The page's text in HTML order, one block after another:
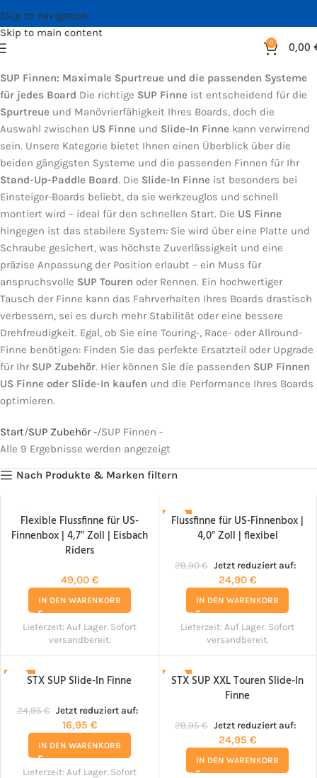
Skip to navigation
Skip to main content
0 0,00
SUP Finnen: Maximale Spurtreue und die passenden Systeme
für jedes Board Die richtige SUP Finne ist entscheidend für die
Spurtreue und Manövrierfähigkeit Ihres Boards, doch die
Auswahl zwischen US Finne und Slide-In Finne kann verwirrend
sein. Unsere Kategorie bietet Ihnen einen Überblick über die
beiden gängigsten Systeme und die passenden Finnen für Ihr
Stand-Up-Paddle Board. Die Slide-In Finne ist besonders bei
Einsteiger-Boards beliebt, da sie werkzeuglos und schnell
montiert wird – ideal für den schnellen Start. Die US Finne
hingegen ist das stabilere System: Sie wird über eine Platte und
Schraube gesichert, was höchste Zuverlässigkeit und eine
präzise Anpassung der Position erlaubt – ein Muss für
anspruchsvolle SUP Touren oder Rennen. Ein hochwertiger
Tausch der Finne kann das Fahrverhalten Ihres Boards drastisch
verbessern, sei es durch mehr Stabilität oder eine bessere
Drehfreudigkeit. Egal, ob Sie eine Touring-, Race- oder Allround-
Finne benötigen: Finden Sie das perfekte Ersatzteil oder Upgrade
für Ihr SUP Zubehör. Hier können Sie die passenden SUP Finnen
US Finne oder Slide-In kaufen und die Performance Ihres Boards
optimieren.
Start SUP Zubehör - SUP Finnen -
Alle 9 Ergebnisse werden angezeigt
Nach Produkte & Marken filtern
Flexible Flussfinne für US-
Finnenbox | 4,7″ Zoll | Eisbach
Riders
49,00 €
IN DEN WARENKORB
Lieferzeit: Auf Lager. Sofort
versandbereit.
-17%
Flussfinne für US-Finnenbox |
4,0″ Zoll | flexibel
29,90€ Jetzt reduziert auf:
24,90€
IN DEN WARENKORB
Lieferzeit: Auf Lager. Sofort
versandbereit.
-32%STX SUP Slide-In Finne
24,95€ Jetzt reduziert auf:
16,95 €
IN DEN WARENKORB
Lieferzeit: Auf Lager. Sofort
-17%
STX SUP XXL Touren Slide-In
Finne
29,95€ Jetzt reduziert auf:
24,95€
IN DEN WARENKORB